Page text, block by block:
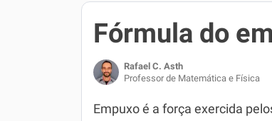
Plano de Estudos
Corretor de Redação
Exercícios ENEM
Matemática
História
Biologia
Corretor de Redação
Gerador Referências
Fórmula do
Rafael C. Asth
Professor de Matemática e Física
Empuxo é a força exercida